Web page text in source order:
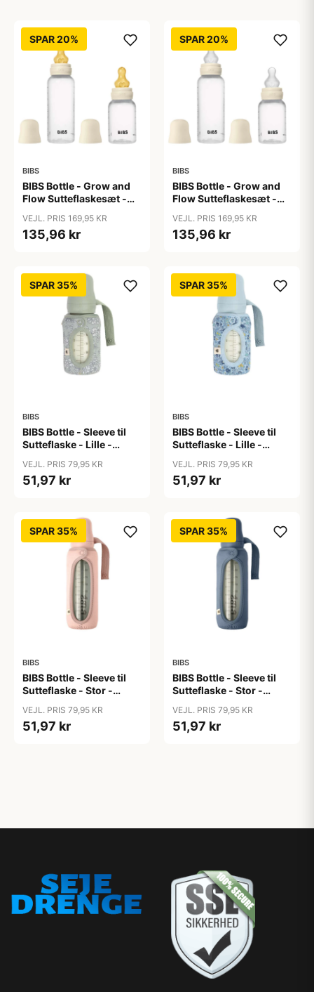
SPAR 20%
BIBS
BIBS Bottle - Grow and
Flow Sutteflaskesæt -
Naturgummi/Rund -
150ml/270ml - 2-Pak -
VEJL. PRIS 169,95 KR
135,96 kr
SPAR 20%
BIBS
BIBS Bottle - Grow and
Flow Sutteflaskesæt -
150ml/270ml - 2-Pak -
Ivory
VEJL. PRIS 169,95 KR
135,96 kr
SPAR 35%
BIBS
BIBS Bottle - Sleeve til
Sutteflaske - Lille -
VEJL. PRIS 79,95 KR
51,97 kr
SPAR 35%
BIBS
BIBS Bottle - Sleeve til
Sutteflaske - Lille -
Lawn/Baby Blue
VEJL. PRIS 79,95 KR
51,97 kr
SPAR 35%
BIBS
BIBS Bottle - Sleeve til
Sutteflaske - Stor -
VEJL. PRIS 79,95 KR
51,97 kr
SPAR 35%
BIBS
BIBS Bottle - Sleeve til
Sutteflaske - Stor -
VEJL. PRIS 79,95 KR
51,97 kr